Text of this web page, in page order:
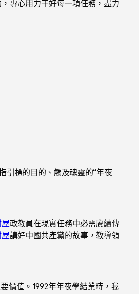
，專心用力干好每一項任務，盡力
引標的目的、觸及魂靈的“年夜
政教員在現實任務中必需賡續傳
講好中國共產黨的故事，教導領
價值。1992年年夜學結業時，我